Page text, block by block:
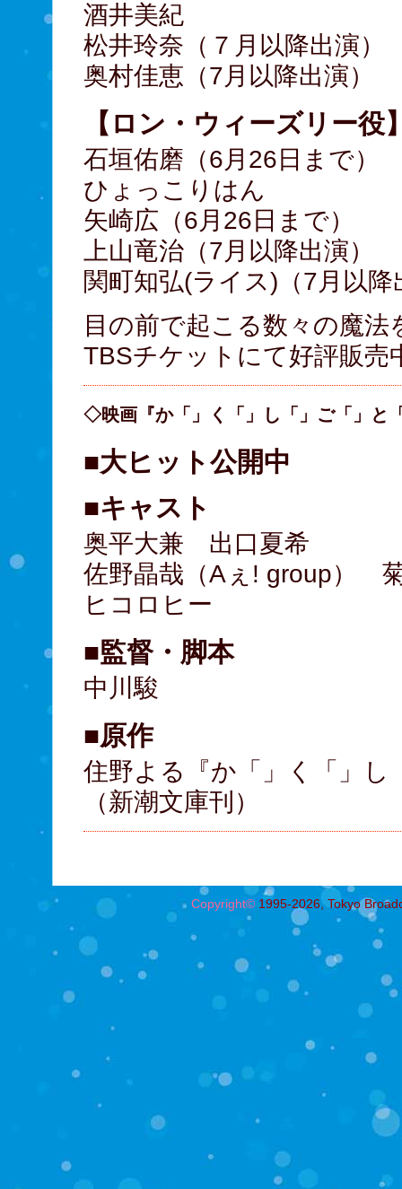
酒井美紀
松井玲奈（７月以降出演）
奥村佳恵（7月以降出演）
【ロン・ウィーズリー役
石垣佑磨（6月26日まで）
ひょっこりはん
矢崎広（6月26日まで）
上山竜治（7月以降出演）
関町知弘(ライス)（7月以降
目の前で起こる数々の魔
TBSチケットにて好評販売
◇映画『か「」く「」し「」ご「」と
■大ヒット公開中
■キャスト
奥平大兼 出口夏希
佐野晶哉（Aぇ! group）
ヒコロヒー
■監督・脚本
中川駿
■原作
住野よる『か「」く「」し
（新潮文庫刊）
Copyright©1995-2026, Tokyo